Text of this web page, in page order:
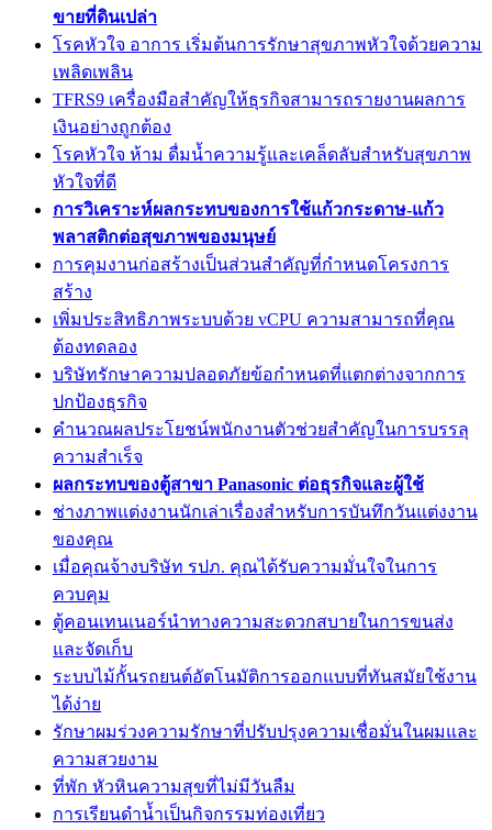
ขายที่ดินเปล่า
โรคหัวใจ อาการ เริ่มต้นการรักษาสุขภาพหัวใจด้วยความ
เพลิดเพลิน
TFRS9 เครื่องมือสำคัญให้ธุรกิจสามารถรายงานผลการ
เงินอย่างถูกต้อง
โรคหัวใจ ห้าม ดื่มน้ำความรู้และเคล็ดลับสำหรับสุขภาพ
หัวใจที่ดี
การวิเคราะห์ผลกระทบของการใช้แก้วกระดาษ-แก้ว
พลาสติกต่อสุขภาพของมนุษย์
การคุมงานก่อสร้างเป็นส่วนสำคัญที่กำหนดโครงการ
สร้าง
เพิ่มประสิทธิภาพระบบด้วย vCPU ความสามารถที่คุณ
ต้องทดลอง
บริษัทรักษาความปลอดภัยข้อกำหนดที่แตกต่างจากการ
ปกป้องธุรกิจ
คำนวณผลประโยชน์พนักงานตัวช่วยสำคัญในการบรรลุ
ความสำเร็จ
ผลกระทบของตู้สาขา Panasonic ต่อธุรกิจและผู้ใช้
ช่างภาพแต่งงานนักเล่าเรื่องสำหรับการบันทึกวันแต่งงาน
ของคุณ
เมื่อคุณจ้างบริษัท รปภ. คุณได้รับความมั่นใจในการ
ควบคุม
ตู้คอนเทนเนอร์นำทางความสะดวกสบายในการขนส่ง
และจัดเก็บ
ระบบไม้กั้นรถยนต์อัตโนมัติการออกแบบที่ทันสมัยใช้งาน
ได้ง่าย
รักษาผมร่วงความรักษาที่ปรับปรุงความเชื่อมั่นในผมและ
ความสวยงาม
ที่พัก หัวหินความสุขที่ไม่มีวันลืม
การเรียนดำน้ำเป็นกิจกรรมท่องเที่ยว